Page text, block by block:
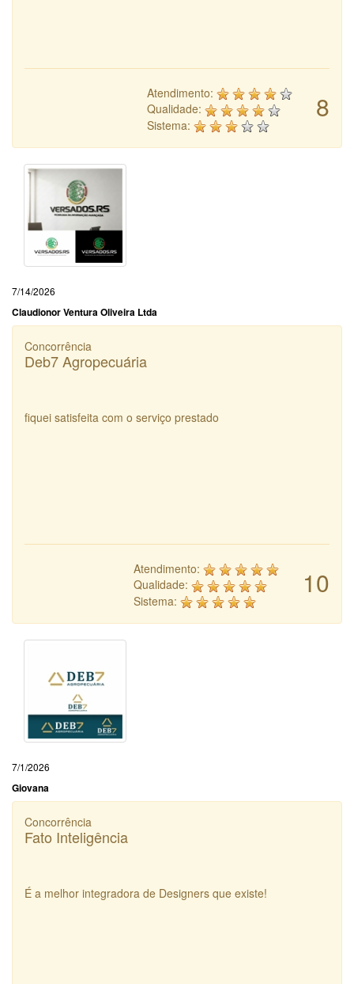
8
Atendimento:
Qualidade:
Sistema:
7/14/2026
Claudionor Ventura Oliveira Ltda
Concorrência
Deb7 Agropecuária
fiquei satisfeita com o serviço prestado
10
Atendimento:
Qualidade:
Sistema:
7/1/2026
Giovana
Concorrência
Fato Inteligência
É a melhor integradora de Designers que existe!